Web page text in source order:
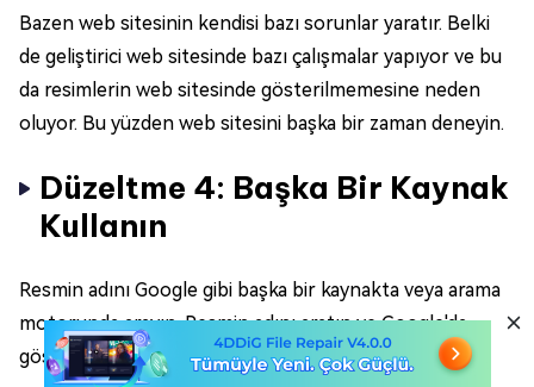
Bazen web sitesinin kendisi bazı sorunlar yaratır. Belki
de geliştirici web sitesinde bazı çalışmalar yapıyor ve bu
da resimlerin web sitesinde gösterilmemesine neden
oluyor. Bu yüzden web sitesini başka bir zaman deneyin.
Düzeltme 4: Başka Bir Kaynak
Kullanın
Resmin adını Google gibi başka bir kaynakta veya arama
motorunda arayın. Resmin adını aratın ve Google'da
gösterilip gösterilmediğine bakın.